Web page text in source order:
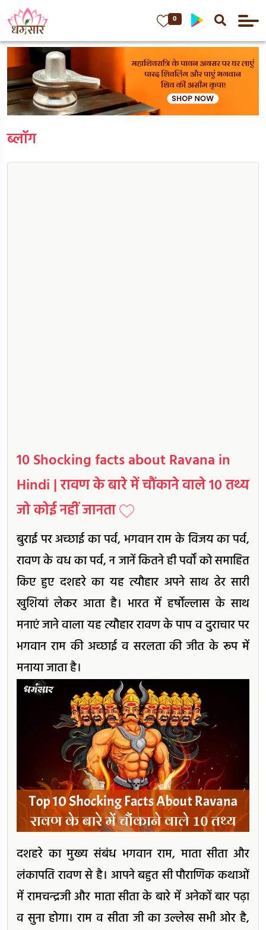
0
ब्लॉग
10 Shocking facts about Ravana in
Hindi | रावण के बारे में चौंकाने वाले 10 तथ्य
जो कोई नहीं जानता
बुराई पर अच्छाई का पर्व, भगवान राम के विजय का पर्व,
रावण के वध का पर्व, न जानें कितने ही पर्वों को समाहित
किए हुए दशहरे का यह त्यौहार अपने साथ ढेर सारी
खुशियां लेकर आता है। भारत में हर्षोल्लास के साथ
मनाएं जाने वाला यह त्यौहार रावण के पाप व दुराचार पर
भगवान राम की अच्छाई व सरलता की जीत के रूप में
मनाया जाता है।
दशहरे का मुख्य संबंध भगवान राम, माता सीता और
लंकापति रावण से है। आपने बहुत सी पौराणिक कथाओं
में रामचन्द्रजी और माता सीता के बारे में अनेकों बार पढ़ा
व सुना होगा। राम व सीता जी का उल्लेख सभी ओर है,